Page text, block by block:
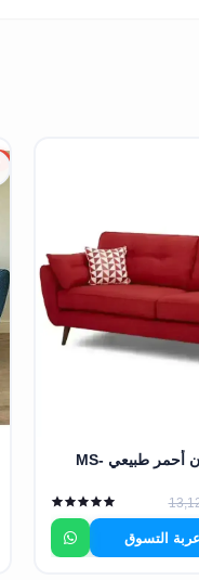
كنبة ليفنج خشب زان أحمر طبيعي MS-
التسوق